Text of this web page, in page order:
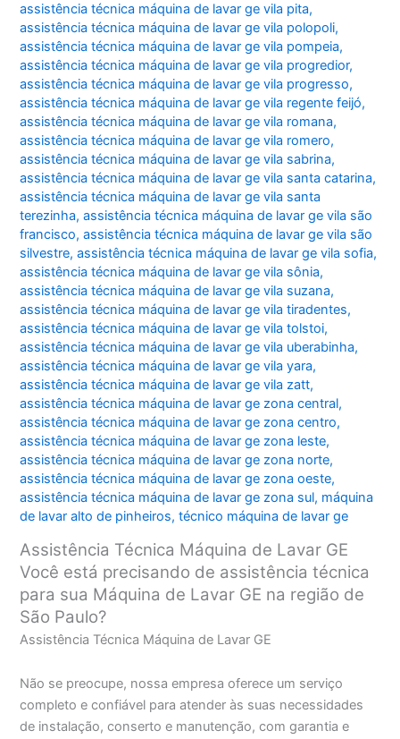
assistência técnica máquina de lavar ge vila pita,
assistência técnica máquina de lavar ge vila polopoli,
assistência técnica máquina de lavar ge vila pompeia,
assistência técnica máquina de lavar ge vila progredior,
assistência técnica máquina de lavar ge vila progresso,
assistência técnica máquina de lavar ge vila regente feijó,
assistência técnica máquina de lavar ge vila romana,
assistência técnica máquina de lavar ge vila romero,
assistência técnica máquina de lavar ge vila sabrina,
assistência técnica máquina de lavar ge vila santa catarina,
assistência técnica máquina de lavar ge vila santa
terezinha,assistência técnica máquina de lavar ge vila são
francisco,assistência técnica máquina de lavar ge vila são
silvestre,assistência técnica máquina de lavar ge vila sofia,
assistência técnica máquina de lavar ge vila sônia,
assistência técnica máquina de lavar ge vila suzana,
assistência técnica máquina de lavar ge vila tiradentes,
assistência técnica máquina de lavar ge vila tolstoi,
assistência técnica máquina de lavar ge vila uberabinha,
assistência técnica máquina de lavar ge vila yara,
assistência técnica máquina de lavar ge vila zatt,
assistência técnica máquina de lavar ge zona central,
assistência técnica máquina de lavar ge zona centro,
assistência técnica máquina de lavar ge zona leste,
assistência técnica máquina de lavar ge zona norte,
assistência técnica máquina de lavar ge zona oeste,
assistência técnica máquina de lavar ge zona sul, máquina
de lavar alto de pinheiros,técnico máquina de lavar ge
Assistência Técnica Máquina de Lavar GE
Você está precisando de assistência técnica
para sua Máquina de Lavar GE na região de
São Paulo?
Assistência Técnica Máquina de Lavar GE
Não se preocupe, nossa empresa oferece um serviço
completo e confiável para atender às suas necessidades
de instalação, conserto e manutenção, com garantia e